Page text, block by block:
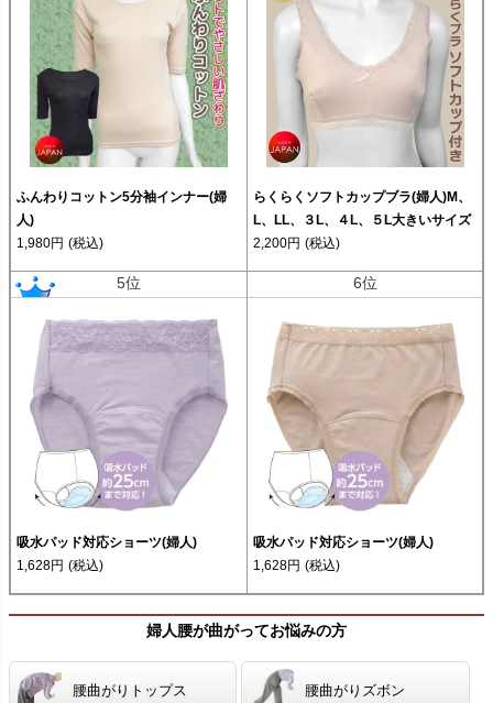
ふんわりコットン5分袖インナー(婦
人)
1,980円 (税込)
らくらくソフトカップブラ(婦人)M、
L、LL、３L、４L、５L大きいサイズ
2,200円 (税込)
5位
吸水パッド対応ショーツ(婦人)
1,628円 (税込)
6位
吸水パッド対応ショーツ(婦人)
1,628円 (税込)
婦人腰が曲がってお悩みの方
腰曲がりトップス 腰曲がりズボン